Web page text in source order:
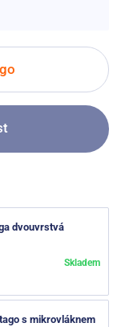
dvouvrstvá
Skladem
s mikrovláknem